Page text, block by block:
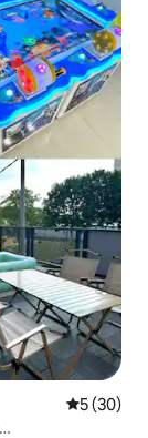
5 de uma
5 (30)